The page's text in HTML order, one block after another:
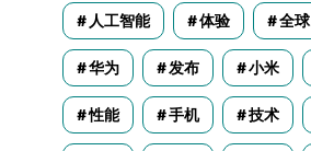
人工智能 体验 全球
华为 发布 小米
性能 手机 技术